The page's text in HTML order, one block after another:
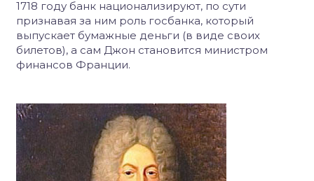
1718 году банк национализируют, по сути
признавая за ним роль госбанка, который
выпускает бумажные деньги (в виде своих
билетов), а сам Джон становится министром
финансов Франции.